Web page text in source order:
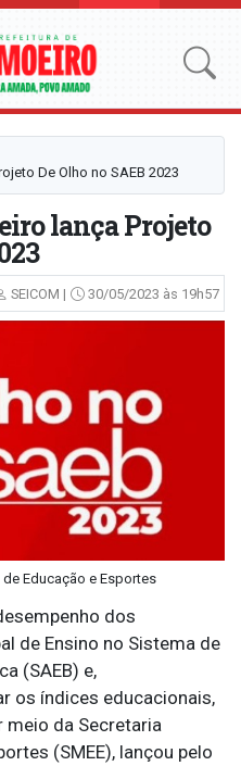
De Olho no SAEB 2023
lança Projeto
SEICOM | 30/05/2023 às 19h57
Educação e Esportes
dos
de Ensino no Sistema de
(SAEB) e,
os índices educacionais,
meio da Secretaria
(SMEE), lançou pelo